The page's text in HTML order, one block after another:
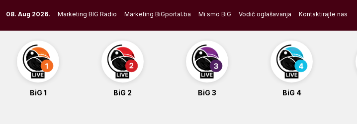
to
content
08. Aug 2026. Marketing BIG Radio Marketing BiGportal.ba Mi smo BiG Vodič oglašavanja Kontaktirajte nas
BiG 1 BiG 2 BiG 3 BiG 4